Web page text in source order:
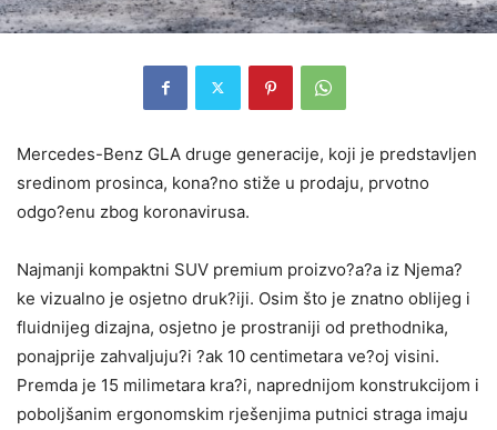
Mercedes-Benz GLA druge generacije, koji je predstavljen
sredinom prosinca, kona?no stiže u prodaju, prvotno
odgo?enu zbog koronavirusa.
Najmanji kompaktni SUV premium proizvo?a?a iz Njema?
ke vizualno je osjetno druk?iji. Osim što je znatno oblijeg i
fluidnijeg dizajna, osjetno je prostraniji od prethodnika,
ponajprije zahvaljuju?i ?ak 10 centimetara ve?oj visini.
Premda je 15 milimetara kra?i, naprednijom konstrukcijom i
poboljšanim ergonomskim rješenjima putnici straga imaju